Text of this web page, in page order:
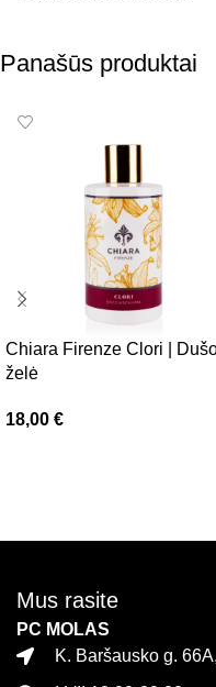
Panašūs produktai
Chiara Firenze Clori |
želė
18,00 €
Mus rasite
PC MOLAS
K. Baršausko g.